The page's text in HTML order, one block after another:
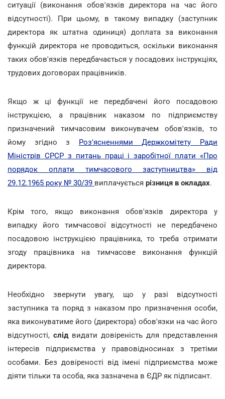
ситуації (виконання обов'язків директора на час його
відсутності). При цьому, в такому випадку (заступник
директора як штатна одиниця) доплата за виконання
функцій директора не проводиться, оскільки виконання
таких обов'язків передбачається у посадових інструкціях,
трудових договорах працівників.
Якщо ж ці функції не передбачені його посадовою
інструкцією, а працівник наказом по підприємству
призначений тимчасовим виконувачем обов'язків, то
йому згідно з Роз'ясненнями Держкомітету Ради
Міністрів СРСР з питань праці і заробітної плати «Про
порядок оплати тимчасового заступництва» від
29.12.1965 року № 30/39 виплачується різниця в окладах.
Крім того, якщо виконання обов'язків директора y
випадку його тимчасової відсутності не передбачено
посадовою інструкцією працівника, то треба отримати
згоду працівника на тимчасове виконання функцій
директора.
Необхідно звернути увагу, що у разі відсутності
заступника та поряд з наказом про призначення особи,
яка виконуватиме його (директора) обов'язки на час його
відсутності, слід видати довіреність для представлення
інтересів підприємства у правовідносинах з третіми
особами. Без довіреності від імені підприємства може
діяти тільки та особа, яка зазначена в ЄДР як підписант.